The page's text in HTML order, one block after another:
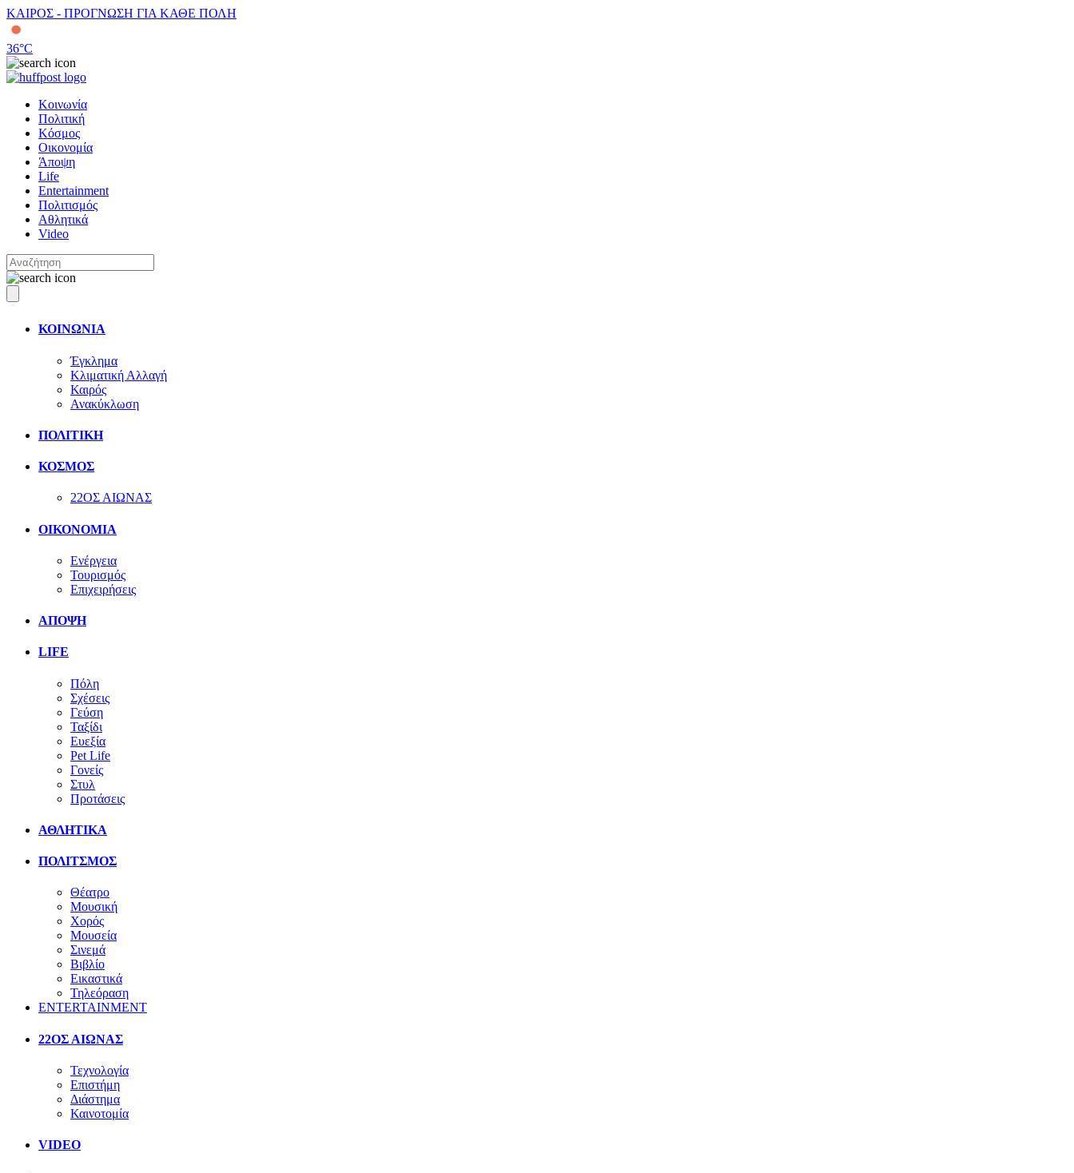
ΚΑΙΡΟΣ - ΠΡΟΓΝΩΣΗ ΓΙΑ ΚΑΘΕ ΠΟΛΗ
36°C
Κοινωνία
Πολιτική
Κόσμος
Οικονομία
Άποψη
Life
Entertainment
Πολιτισμός
Αθλητικά
Video
ΚΟΙΝΩΝΙΑ
Έγκλημα
Κλιματική Αλλαγή
Καιρός
Ανακύκλωση
ΠΟΛΙΤΙΚΗ
ΚΟΣΜΟΣ
22ΟΣ ΑΙΩΝΑΣ
ΟΙΚΟΝΟΜΙΑ
Ενέργεια
Τουρισμός
Επιχειρήσεις
ΑΠΟΨΗ
LIFE
Πόλη
Σχέσεις
Γεύση
Ταξίδι
Ευεξία
Pet Life
Γονείς
Στυλ
Προτάσεις
ΑΘΛΗΤΙΚΑ
ΠΟΛΙΤΣΜΟΣ
Θέατρο
Μουσική
Χορός
Μουσεία
Σινεμά
Βιβλίο
Εικαστικά
Τηλεόραση
ENTERTAINMENT
22ΟΣ ΑΙΩΝΑΣ
Τεχνολογία
Επιστήμη
Διάστημα
Καινοτομία
VIDEO